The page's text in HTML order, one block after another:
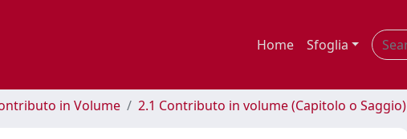
Home Sfoglia
in Volume 2.1 Contributo in volume (Capitolo o Saggio)